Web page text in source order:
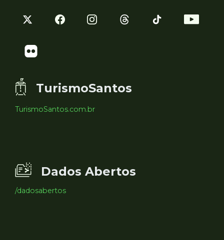
TurismoSantos
TurismoSantos.com.br
Dados Abertos
/dadosabertos